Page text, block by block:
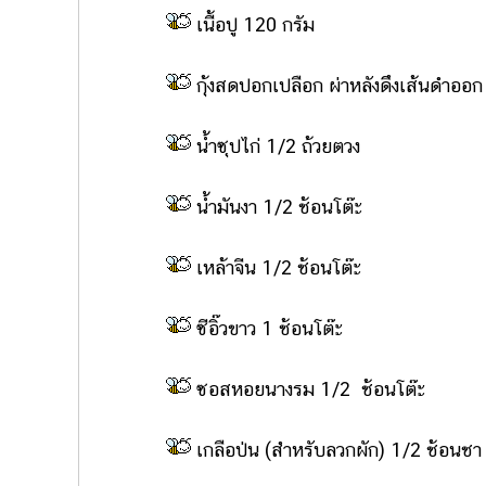
เนื้อปู 120 กรัม
กุ้งสดปอกเปลือก ผ่าหลังดึงเส้นดำออ
น้ำซุปไก่ 1/2 ถ้วยตวง
น้ำมันงา 1/2 ช้อนโต๊ะ
เหล้าจีน 1/2 ช้อนโต๊ะ
ซีอิ๊วขาว 1 ช้อนโต๊ะ
ซอสหอยนางรม 1/2 ช้อนโต๊ะ
เกลือป่น (สำหรับลวกผัก) 1/2 ช้อนชา